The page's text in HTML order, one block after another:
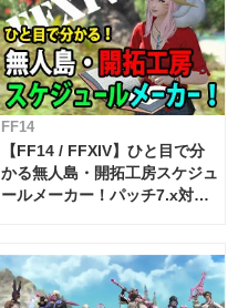
FF14
【FF14 / FFXIV】ひと目で分
かる無人島・開拓工房スケジュ
ールメーカー！パッチ7.x対応